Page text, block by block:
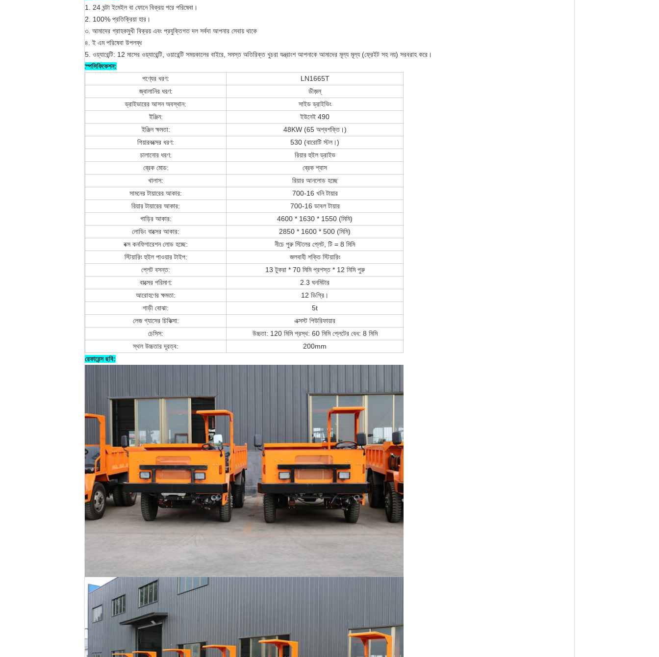
1. 24 ঘন্টা ইমেইল বা ফোনে বিক্রয় পরে পরিষেবা।
2. 100% প্রতিক্রিয়া হার।
৩. আমাদের গ্রাহকমুখী বিক্রয় এবং প্রযুক্তিগত দল সর্বদা আপনার সেবায় থাকে
৪. ই এম পরিষেবা উপলব্ধ
5. ওয়্যারেন্টি: 12 মাসের ওয়্যারেন্টি, ওয়ারেন্টি সময়কালের বাইরে, সমস্ত অতিরিক্ত খুচরা যন্ত্রাংশ আপনাকে আমাদের মূল্য মূল্য (ফ্রেইট সহ নয়) সরবরাহ করে।
স্পেসিফিকেশন:
পণ্যের ধরণ:
LN1665T
জ্বালানির ধরণ:
ডীজ়ল্
ড্রাইভারের আসন অবস্থান:
সাইড ড্রাইভিং
ইঞ্জিন:
ইউনেই 490
ইঞ্জিন ক্ষমতা:
48KW (65 অশ্বশক্তি।)
গিয়ারবক্সের ধরণ:
530 (বারোটি স্টল।)
চালানোর ধরণ:
রিয়ার হুইল ড্রাইভ
ব্রেক মোড:
ব্রেক শ্বাস
খালাস:
রিয়ার আনলোড হচ্ছে
সামনের টায়ারের আকার:
700-16 খনি টায়ার
রিয়ার টায়ারের আকার:
700-16 ডাবল টায়ার
গাড়ির আকার:
4600 * 1630 * 1550 (মিমি)
লোডিং বাক্সের আকার:
2850 * 1600 * 500 (মিমি)
বক্স কনফিগারেশন লোড হচ্ছে:
নীচে পুরু স্টিলের প্লেট, টি = 8 মিমি
স্টিয়ারিং হুইল পাওয়ার টাইপ:
জলবাহী শক্তি স্টিয়ারিং
প্লেট বসন্ত:
13 টুকরা * 70 মিমি প্রশস্ত * 12 মিমি পুরু
বাক্সের পরিমাণ:
2.3 ঘনমিটার
আরোহণের ক্ষমতা:
12 ডিগ্রি।
গাড়ী বোঝা:
5t
লেজ গ্যাসের চিকিত্সা:
এক্সস্ট পিউরিফায়ার
চেসিস:
উচ্চতা: 120 মিমি প্রস্থ: 60 মিমি প্লেটের বেধ: 8 মিমি
স্থল উচ্চতার দূরত্ব:
200mm
রেফারেন্স ছবি: